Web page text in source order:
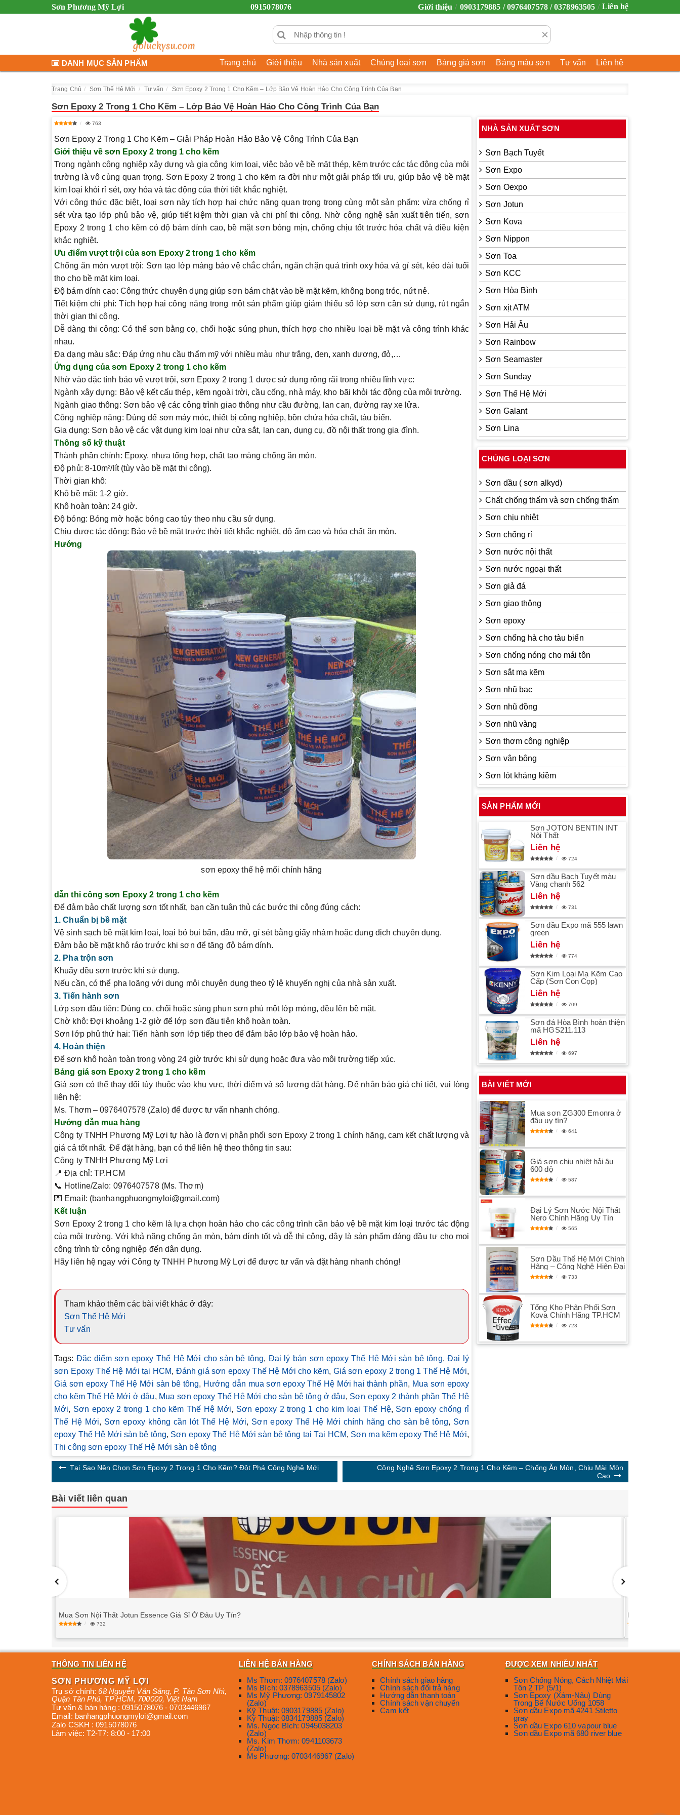
Sơn Phương Mỹ Lợi 0915078076 Giới thiệu 0903179885 / 0976407578 / 0378963505 Liên hệ
×
Trang chủ Giới thiệu Nhà sản xuất Chủng loại sơn Bảng giá sơn Bảng màu sơn Tư vấn Liên hệ
DANH MỤC SẢN PHẨM
Trang Chủ Sơn Thế Hệ Mới Tư vấn Sơn Epoxy 2 Trong 1 Cho Kẽm – Lớp Bảo Vệ Hoàn Hảo Cho Công Trình Của Bạn
Sơn Epoxy 2 Trong 1 Cho Kẽm – Lớp Bảo Vệ Hoàn Hảo Cho Công Trình Của Bạn
763
Sơn Epoxy 2 Trong 1 Cho Kẽm – Giải Pháp Hoàn Hảo Bảo Vệ Công Trình Của Bạn
Giới thiệu về sơn Epoxy 2 trong 1 cho kẽm
Trong ngành công nghiệp xây dựng và gia công kim loại, việc bảo vệ bề mặt thép, kẽm trước các tác động của môi
trường là vô cùng quan trọng. Sơn Epoxy 2 trong 1 cho kẽm ra đời như một giải pháp tối ưu, giúp bảo vệ bề mặt
kim loại khỏi rỉ sét, oxy hóa và tác động của thời tiết khắc nghiệt.
Với công thức đặc biệt, loại sơn này tích hợp hai chức năng quan trọng trong cùng một sản phẩm: vừa chống rỉ
sét vừa tạo lớp phủ bảo vệ, giúp tiết kiệm thời gian và chi phí thi công. Nhờ công nghệ sản xuất tiên tiến, sơn
Epoxy 2 trong 1 cho kẽm có độ bám dính cao, bề mặt sơn bóng mịn, chống chịu tốt trước hóa chất và điều kiện
khắc nghiệt.
Ưu điểm vượt trội của sơn Epoxy 2 trong 1 cho kẽm
Chống ăn mòn vượt trội: Sơn tạo lớp màng bảo vệ chắc chắn, ngăn chặn quá trình oxy hóa và gỉ sét, kéo dài tuổi
thọ cho bề mặt kim loại.
Độ bám dính cao: Công thức chuyên dụng giúp sơn bám chặt vào bề mặt kẽm, không bong tróc, nứt nẻ.
Tiết kiệm chi phí: Tích hợp hai công năng trong một sản phẩm giúp giảm thiểu số lớp sơn cần sử dụng, rút ngắn
thời gian thi công.
Dễ dàng thi công: Có thể sơn bằng cọ, chổi hoặc súng phun, thích hợp cho nhiều loại bề mặt và công trình khác
nhau.
Đa dạng màu sắc: Đáp ứng nhu cầu thẩm mỹ với nhiều màu như trắng, đen, xanh dương, đỏ,…
Ứng dụng của sơn Epoxy 2 trong 1 cho kẽm
Nhờ vào đặc tính bảo vệ vượt trội, sơn Epoxy 2 trong 1 được sử dụng rộng rãi trong nhiều lĩnh vực:
Ngành xây dựng: Bảo vệ kết cấu thép, kẽm ngoài trời, cầu cống, nhà máy, kho bãi khỏi tác động của môi trường.
Ngành giao thông: Sơn bảo vệ các công trình giao thông như cầu đường, lan can, đường ray xe lửa.
Công nghiệp nặng: Dùng để sơn máy móc, thiết bị công nghiệp, bồn chứa hóa chất, tàu biển.
Gia dụng: Sơn bảo vệ các vật dụng kim loại như cửa sắt, lan can, dụng cụ, đồ nội thất trong gia đình.
Thông số kỹ thuật
Thành phần chính: Epoxy, nhựa tổng hợp, chất tạo màng chống ăn mòn.
Độ phủ: 8-10m²/lít (tùy vào bề mặt thi công).
Thời gian khô:
Khô bề mặt: 1-2 giờ.
Khô hoàn toàn: 24 giờ.
Độ bóng: Bóng mờ hoặc bóng cao tùy theo nhu cầu sử dụng.
Chịu được tác động: Bảo vệ bề mặt trước thời tiết khắc nghiệt, độ ẩm cao và hóa chất ăn mòn.
Hướng
sơn epoxy thế hệ mối chính hãng
dẫn thi công sơn Epoxy 2 trong 1 cho kẽm
Để đảm bảo chất lượng sơn tốt nhất, bạn cần tuân thủ các bước thi công đúng cách:
1. Chuẩn bị bề mặt
Vệ sinh sạch bề mặt kim loại, loại bỏ bụi bẩn, dầu mỡ, gỉ sét bằng giấy nhám hoặc dung dịch chuyên dụng.
Đảm bảo bề mặt khô ráo trước khi sơn để tăng độ bám dính.
2. Pha trộn sơn
Khuấy đều sơn trước khi sử dụng.
Nếu cần, có thể pha loãng với dung môi chuyên dụng theo tỷ lệ khuyến nghị của nhà sản xuất.
3. Tiến hành sơn
Lớp sơn đầu tiên: Dùng cọ, chổi hoặc súng phun sơn phủ một lớp mỏng, đều lên bề mặt.
Chờ khô: Đợi khoảng 1-2 giờ để lớp sơn đầu tiên khô hoàn toàn.
Sơn lớp phủ thứ hai: Tiến hành sơn lớp tiếp theo để đảm bảo lớp bảo vệ hoàn hảo.
4. Hoàn thiện
Để sơn khô hoàn toàn trong vòng 24 giờ trước khi sử dụng hoặc đưa vào môi trường tiếp xúc.
Bảng giá sơn Epoxy 2 trong 1 cho kẽm
Giá sơn có thể thay đổi tùy thuộc vào khu vực, thời điểm và số lượng đặt hàng. Để nhận báo giá chi tiết, vui lòng
liên hệ:
Ms. Thơm – 0976407578 (Zalo)để được tư vấn nhanh chóng.
Hướng dẫn mua hàng
Công ty TNHH Phương Mỹ Lợi tự hào là đơn vị phân phối sơn Epoxy 2 trong 1 chính hãng, cam kết chất lượng và
giá cả tốt nhất. Để đặt hàng, bạn có thể liên hệ theo thông tin sau:
Công ty TNHH Phương Mỹ Lợi
📍Địa chỉ: TP.HCM
📞 Hotline/Zalo: 0976407578 (Ms. Thơm)
💌 Email : (banhangphuongmyloi@gmail.com)
Kết luận
Sơn Epoxy 2 trong 1 cho kẽm là lựa chọn hoàn hảo cho các công trình cần bảo vệ bề mặt kim loại trước tác động
của môi trường. Với khả năng chống ăn mòn, bám dính tốt và dễ thi công, đây là sản phẩm đáng đầu tư cho mọi
công trình từ công nghiệp đến dân dụng.
Hãy liên hệ ngay vớiCông ty TNHH Phương Mỹ Lợi để được tư vấn và đặt hàng nhanh chóng!
Tham khảo thêm các bài viết khác ở đây:
Sơn Thế Hệ Mới
Tư vấn
Tags: Đặc điểm sơn epoxy Thế Hệ Mới cho sàn bê tông, Đại lý bán sơn epoxy Thế Hệ Mới sàn bê tông,Đại lý
sơn Epoxy Thế Hệ Mới tại HCM, Đánh giá sơn epoxy Thế Hệ Mới cho kẽm, Giá sơn epoxy 2 trong 1 Thế Hệ Mới,
Giá sơn epoxy Thế Hệ Mới sàn bê tông, Hướng dẫn mua sơn epoxy Thế Hệ Mới hai thành phần, Mua sơn epoxy
cho kẽm Thế Hệ Mới ở đâu, Mua sơn epoxy Thế Hệ Mới cho sàn bê tông ở đâu, Sơn epoxy 2 thành phần Thế Hệ
Mới, Sơn epoxy 2 trong 1 cho kẽm Thế Hệ Mới, Sơn epoxy 2 trong 1 cho kim loại Thế Hệ, Sơn epoxy chống rỉ
Thế Hệ Mới, Sơn epoxy không cần lót Thế Hệ Mới, Sơn epoxy Thế Hệ Mới chính hãng cho sàn bê tông, Sơn
epoxy Thế Hệ Mới sàn bê tông, Sơn epoxy Thế Hệ Mới sàn bê tông tại Tại HCM, Sơn mạ kẽm epoxy Thế Hệ Mới,
Thi công sơn epoxy Thế Hệ Mới sàn bê tông
NHÀ SẢN XUẤT SƠN
Sơn Bạch Tuyết
Sơn Expo
Sơn Oexpo
Sơn Jotun
Sơn Kova
Sơn Nippon
Sơn Toa
Sơn KCC
Sơn Hòa Bình
Sơn xịt ATM
Sơn Hải Âu
Sơn Rainbow
Sơn Seamaster
Sơn Sunday
Sơn Thế Hệ Mới
Sơn Galant
Sơn Lina
CHỦNG LOẠI SƠN
Sơn dầu ( sơn alkyd)
Chất chống thấm và sơn chống thấm
Sơn chịu nhiệt
Sơn chống rỉ
Sơn nước nội thất
Sơn nước ngoại thất
Sơn giả đá
Sơn giao thông
Sơn epoxy
Sơn chống hà cho tàu biển
Sơn chống nóng cho mái tôn
Sơn sắt mạ kẽm
Sơn nhũ bạc
Sơn nhũ đồng
Sơn nhũ vàng
Sơn thơm công nghiệp
Sơn vân bông
Sơn lót kháng kiềm
SẢN PHẨM MỚI
Sơn JOTON BENTIN INT
Nội Thất
Liên hệ
724
Sơn dầu Bạch Tuyết màu
Vàng chanh 562
Liên hệ
731
Sơn dầu Expo mã 555 lawn
green
Liên hệ
774
Sơn Kim Loại Mạ Kẽm Cao
Cấp (Sơn Con Cọp)
Liên hệ
709
Sơn đá Hòa Bình hoàn thiện
mã HGS211.113
Liên hệ
697
BÀI VIẾT MỚI
Mua sơn ZG300 Emonra ở
đâu uy tín?
641
Giá sơn chịu nhiệt hải âu
600 độ
587
Đại Lý Sơn Nước Nội Thất
Nero Chính Hãng Uy Tín
565
Sơn Dầu Thế Hệ Mới Chính
Hãng – Công Nghệ Hiện Đại
733
Tổng Kho Phân Phối Sơn
Kova Chính Hãng TP.HCM
723
Tại Sao Nên Chọn Sơn Epoxy 2 Trong 1 Cho Kẽm? Đột Phá Công Nghệ Mới
Công Nghệ Sơn Epoxy 2 Trong 1 Cho Kẽm – Chống Ăn Mòn, Chịu Mài Mòn
Cao
Bài viết liên quan
Mua Sơn Nội Thất Jotun Essence Giá Sỉ Ở Đâu Uy Tín?
732
Mua Sigmadur
THÔNG TIN LIÊN HỆ
SƠN PHƯƠNG MỸ LỢI
Trụ sở chính:68 Nguyễn Văn Săng, P. Tân Sơn Nhì,
Quận Tân Phú, TP HCM, 700000, Việt Nam
Tư vấn & bán hàng : 0915078076 -0703446967
Email: banhangphuongmyloi@gmail.com
Zalo CSKH :0915078076
Làm việc: T2-T7: 8:00 - 17:00
LIÊN HỆ BÁN HÀNG
Ms Thơm: 0976407578 (Zalo)
Ms Bích: 0378963505 (Zalo)
Ms Mỹ Phương: 0979145802
(Zalo)
Kỹ Thuật: 0903179885 (Zalo)
Kỹ Thuật: 0834179885 (Zalo)
Ms. Ngọc Bích: 0945038203
(Zalo)
Ms. Kim Thơm: 0941103673
(Zalo)
Ms Phương: 0703446967 (Zalo)
CHÍNH SÁCH BÁN HÀNG
Chính sách giao hàng
Chính sách đổi trả hàng
Hướng dẫn thanh toán
Chính sách vận chuyển
Cam kết
ĐƯỢC XEM NHIỀU NHẤT
Sơn Chống Nóng, Cách Nhiệt Mái
Tôn 2 TP (5/1)
Sơn Epoxy (Xám-Nâu) Dùng
Trong Bể Nước Uống 1058
Sơn dầu Expo mã 4241 Stiletto
gray
Sơn dầu Expo 610 vapour blue
Sơn dầu Expo mã 680 river blue